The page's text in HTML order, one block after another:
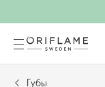
Губы